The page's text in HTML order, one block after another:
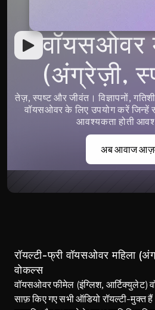
वॉयसओवर
(अंग्रेज़ी,
तेज़, स्पष्ट और जीवंत। विज्ञापनों,
वॉयसओवर के लिए उपयोग करें जिन्हें
आवश्यकता होती
अब आवाज
रॉयल्टी-फ्री वॉयसओवर महिला
वोकल्स
वॉयसओवर फीमेल (इंग्लिश, आर्टिक्युलेट)
साफ़ किए गए सभी ऑडियो रॉयल्टी-मुक्त